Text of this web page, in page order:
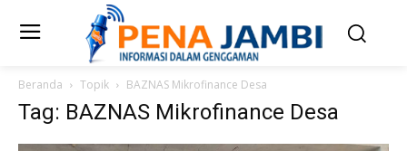
Beranda Topik BAZNAS Mikrofinance Desa
Tag: BAZNAS Mikrofinance Desa